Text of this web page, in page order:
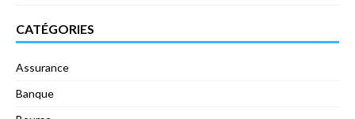
CATÉGORIES
Assurance
Banque